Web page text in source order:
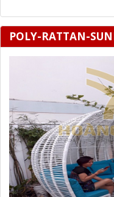
POLY-RATTAN-